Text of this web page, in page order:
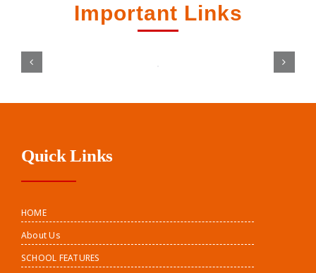
Important Links
Quick Links
HOME
About Us
SCHOOL FEATURES